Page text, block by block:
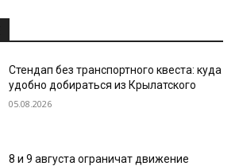
Стендап без транспортного квеста: куда
удобно добираться из Крылатского
05.08.2026
8 и 9 августа ограничат движение